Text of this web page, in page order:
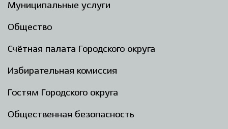
Муниципальные услуги
Общество
Счётная палата Городского округа
Избирательная комиссия
Гостям Городского округа
Общественная безопасность